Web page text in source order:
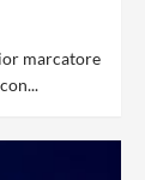
marcatore